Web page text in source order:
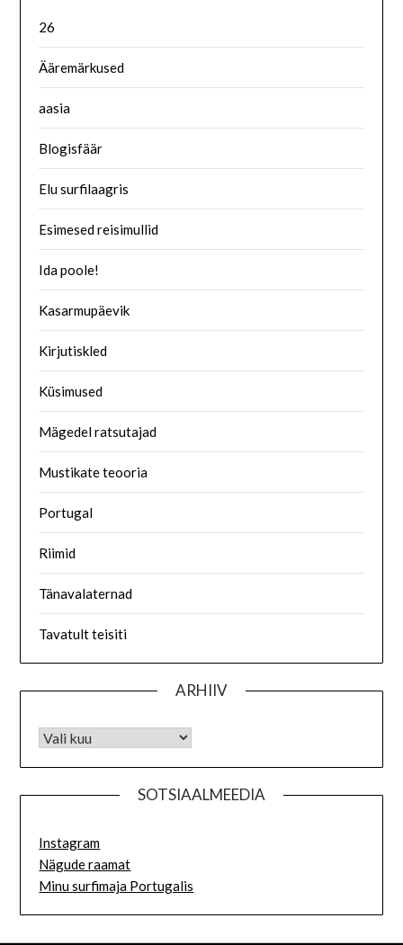
26
Ääremärkused
aasia
Blogisfäär
Elu surfilaagris
Esimesed reisimullid
Ida poole!
Kasarmupäevik
Kirjutiskled
Küsimused
Mägedel ratsutajad
Mustikate teooria
Portugal
Riimid
Tänavalaternad
Tavatult teisiti
ARHIIV
SOTSIAALMEEDIA
Instagram
Nägude raamat
Minu surfimaja Portugalis